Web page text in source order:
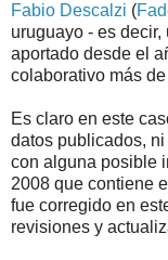
Fabio Descalzi (
uruguayo - es
aportado desde el
colaborativo más
Es claro en este
datos publicados,
con alguna posible
2008 que contiene
fue corregido en
revisiones y